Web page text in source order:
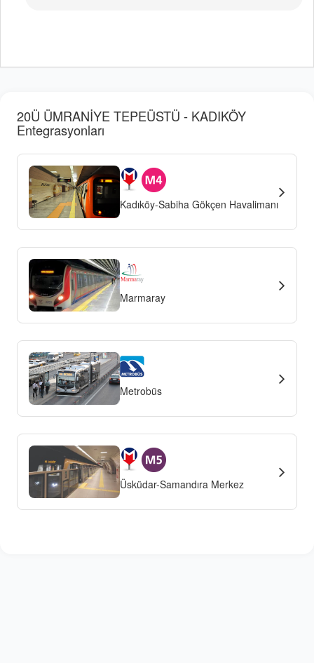
20Ü ÜMRANİYE TEPEÜSTÜ - KADIKÖY
Entegrasyonları
Kadıköy-Sabiha Gökçen Havalimanı
Marmaray
Metrobüs
Üsküdar-Samandıra Merkez